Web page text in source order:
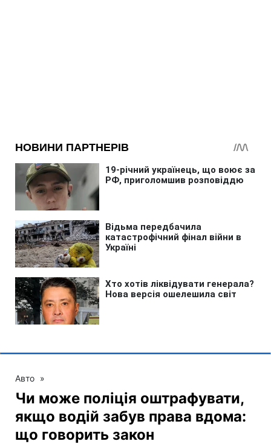
Авто »
Чи може поліція оштрафувати,
якщо водій забув права вдома:
що говорить закон